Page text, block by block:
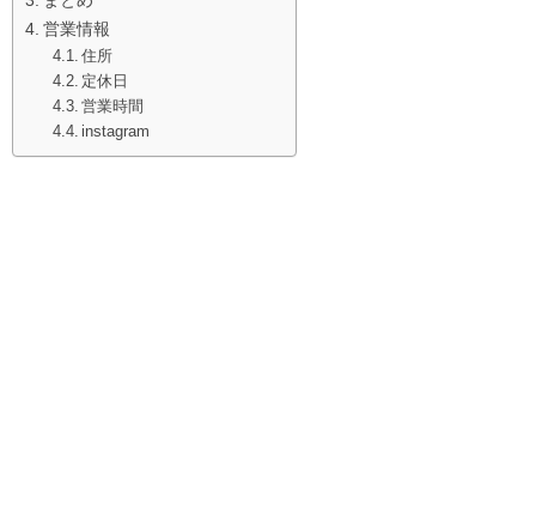
営業情報
住所
定休日
営業時間
instagram